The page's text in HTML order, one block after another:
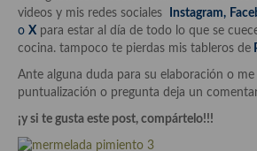
Cocina Armenia
Cocina Siria
Cocina de Egipto
videos y mis redes sociales
Instagram,
o X para estar al día de todo lo que se
cocina. tampoco te pierdas mis tableros de
Ante alguna duda para su elaboración o me
puntualización o pregunta deja un
¡y si te gusta este post, compártelo!!!